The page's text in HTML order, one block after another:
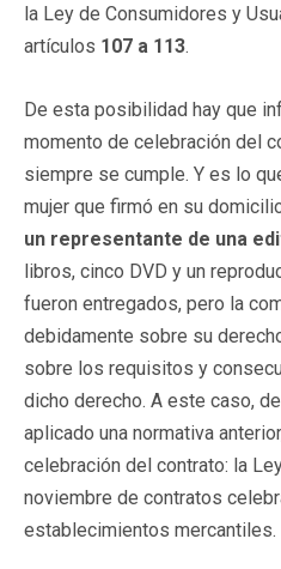
la Ley de Consumidores y
artículos 107 a 113.
De esta posibilidad hay que
momento de celebración del
siempre se cumple. Y es lo
mujer que firmó en su
un representante de una
libros, cinco DVD y un
fueron entregados, pero la
debidamente sobre su
sobre los requisitos y
dicho derecho. A este caso,
aplicado una normativa
celebración del contrato: la
noviembre de contratos
establecimientos mercantiles.